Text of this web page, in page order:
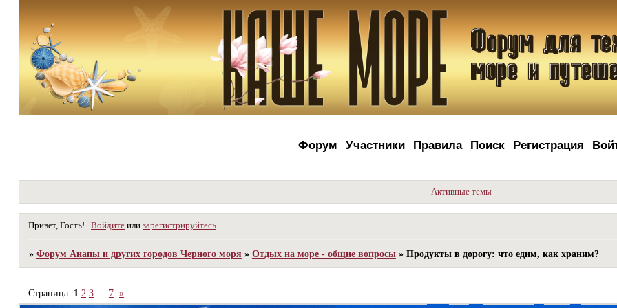
Форум Участники Правила Поиск Регистрация
Активные темы
Привет, Гость! Войдите или зарегистрируйтесь
» Форум Анапы и других городов Черного моря » Отдых на море - общие вопросы » Продукты в дорогу: что едим, как храним?
Страница: 1 2 3 7 »